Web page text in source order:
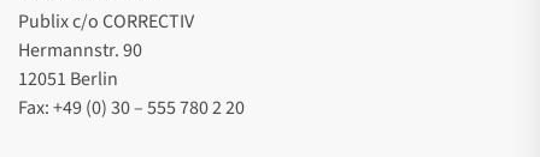
Publix c/o CORRECTIV
Hermannstr. 90
12051 Berlin
Fax: +49 (0) 30 – 555 780 2 20